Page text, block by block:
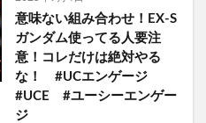
意味ない組み合わせ！EX-S
ガンダム使ってる人要注
意！コレだけは絶対やる
な！ #UCエンゲージ
#UCE #ユーシーエンゲー
ジ